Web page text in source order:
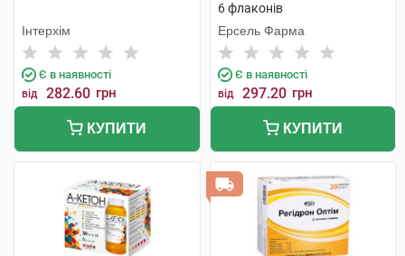
Інтерхім
Є в наявності
від 282.60 грн
КУПИТИ
6 флаконів
Ерсель Фарма
Є в наявності
від 297.20 грн
КУПИТИ